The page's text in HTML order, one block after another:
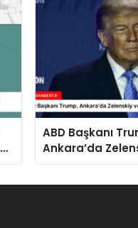
ABD Başkanı
Ankara’da
ile de görüşecek